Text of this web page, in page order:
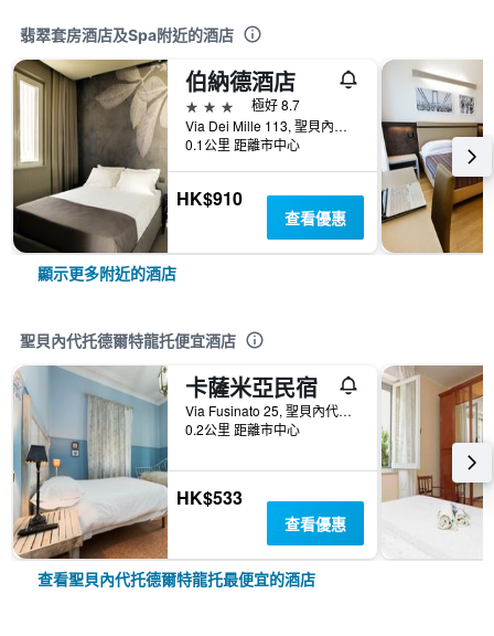
翡翠套房酒店及Spa附近的酒店
伯納德酒店
3星級
極好 8.7
Via Dei Mille 113, 聖貝內代托德爾特龍托, 阿斯科利皮切諾, 義大利
0.1公里 距離市中心
HK$910
查看優惠
顯示更多附近的酒店
聖貝內代托德爾特龍托便宜酒店
卡薩米亞民宿
Via Fusinato 25, 聖貝內代托德爾特龍托, 阿斯科利皮切諾, 義大利
0.2公里 距離市中心
HK$533
查看優惠
查看聖貝內代托德爾特龍托最便宜的酒店